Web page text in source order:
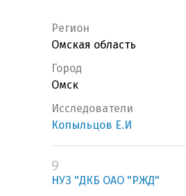
Регион
Омская область
Город
Омск
Исследователи
Копыльцов Е.И
9
НУЗ "ДКБ ОАО "РЖД"